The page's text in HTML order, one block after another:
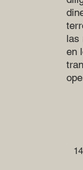
las
en
14